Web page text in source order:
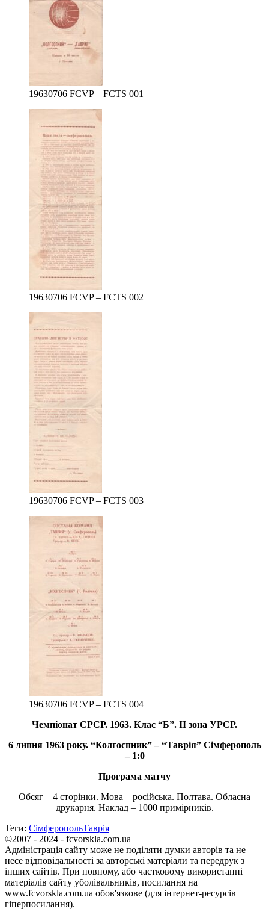
19630706 FCVP – FCTS 001
19630706 FCVP – FCTS 002
19630706 FCVP – FCTS 003
19630706 FCVP – FCTS 004
Чемпіонат СРСР. 1963. Клас “Б”. ІІ зона УРСР.
6 липня 1963 року. “Колгоспник” – “Таврія” Сімферополь
– 1:0
Програма матчу
Обсяг – 4 сторінки. Мова – російська. Полтава. Обласна
друкарня. Наклад – 1000 примірників.
Теги: СімферопольТаврія
©2007 - 2024 - fcvorskla.com.ua
Адміністрація сайту може не поділяти думки авторів та не
несе відповідальності за авторські матеріали та передрук з
інших сайтів. При повному, або частковому використанні
матеріалів сайту уболівальників, посилання на
www.fcvorskla.com.ua обов'язкове (для інтернет-ресурсів
гіперпосилання).